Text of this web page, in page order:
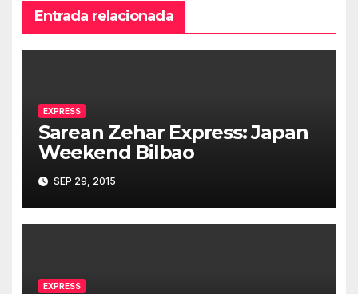
Entrada relacionada
EXPRESS
Sarean Zehar Express: Japan
Weekend Bilbao
SEP 29, 2015
EXPRESS